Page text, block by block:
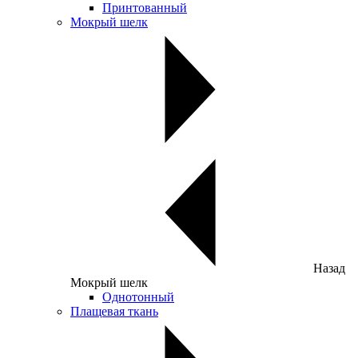
Принтованный
Мокрый шелк
Назад
Мокрый шелк
Однотонный
Плащевая ткань